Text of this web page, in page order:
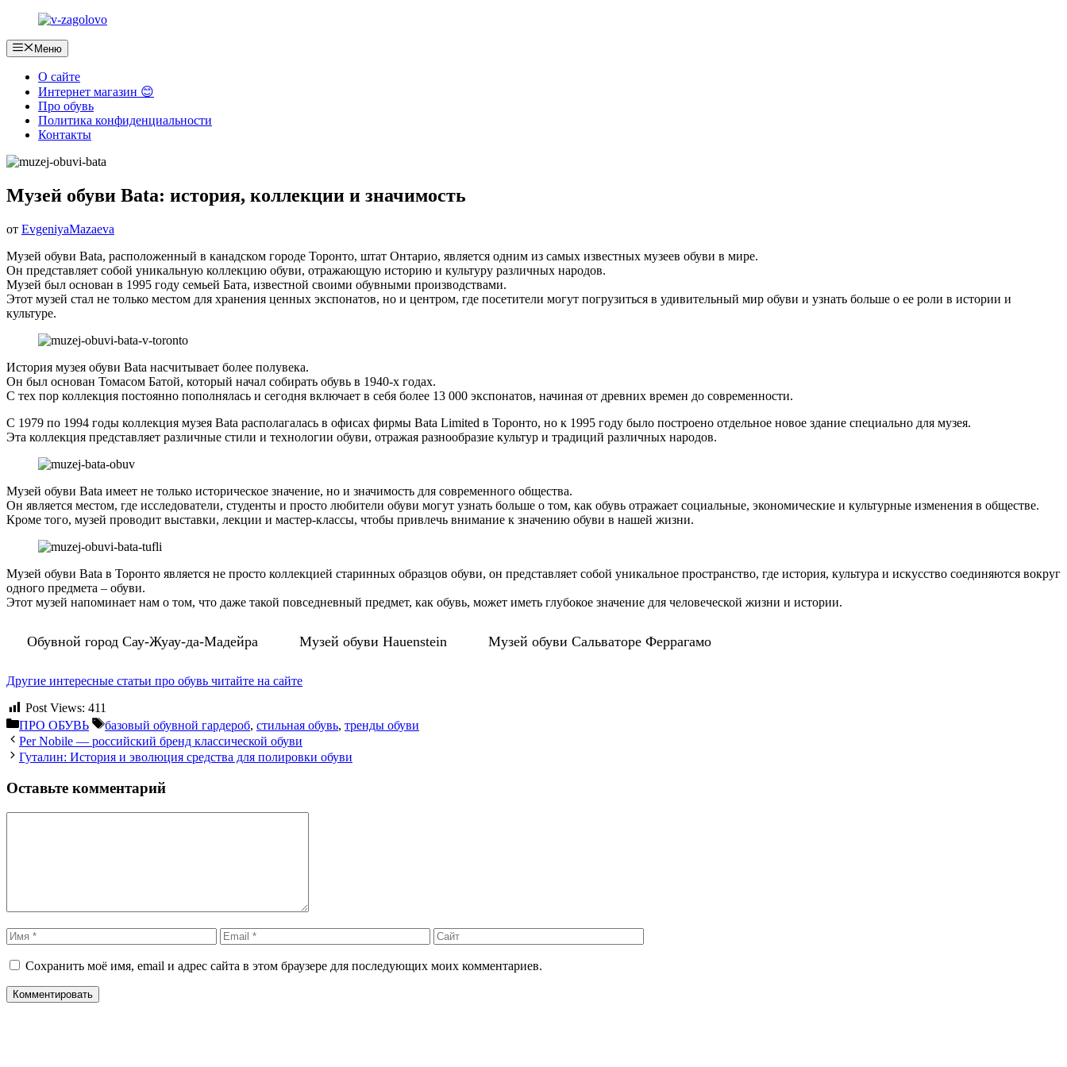
Перейти
содержимому
Меню
О сайте
Интернет магазин 😊
Про обувь
Политика конфиденциальности
Контакты
Музей обуви Bata: история, коллекции и значимость
от EvgeniyaMazaeva
Музей обуви Bata, расположенный в канадском городе Торонто, штат Онтарио, является одним из самых известных музеев обуви в мире.
Он представляет собой уникальную коллекцию обуви, отражающую историю и культуру различных народов.
Музей был основан в 1995 году семьей Бата, известной своими обувными производствами.
Этот музей стал не только местом для хранения ценных экспонатов, но и центром, где посетители могут погрузиться в удивительный мир обуви и узнать больше о ее роли в истории и
культуре.
История музея обуви Bata насчитывает более полувека.
Он был основан Томасом Батой, который начал собирать обувь в 1940-х годах.
С тех пор коллекция постоянно пополнялась и сегодня включает в себя более 13 000 экспонатов, начиная от древних времен до современности.
С 1979 по 1994 годы коллекция музея Bata располагалась в офисах фирмы Bata Limited в Торонто, но к 1995 году было построено отдельное новое здание специально для музея.
Эта коллекция представляет различные стили и технологии обуви, отражая разнообразие культур и традиций различных народов.
Музей обуви Bata имеет не только историческое значение, но и значимость для современного общества.
Он является местом, где исследователи, студенты и просто любители обуви могут узнать больше о том, как обувь отражает социальные, экономические и культурные изменения в обществе.
Кроме того, музей проводит выставки, лекции и мастер-классы, чтобы привлечь внимание к значению обуви в нашей жизни.
Музей обуви Bata в Торонто является не просто коллекцией старинных образцов обуви, он представляет собой уникальное пространство, где история, культура и искусство соединяются вокруг
одного предмета – обуви.
Этот музей напоминает нам о том, что даже такой повседневный предмет, как обувь, может иметь глубокое значение для человеческой жизни и истории.
Обувной город Сау-Жуау-да-Мадейра Музей обуви Hauenstein Музей обуви Сальваторе Феррагамо
Другие интересные статьи про обувь читайте на сайте
Post Views: 411
Рубрики
ПРО ОБУВЬ Метки
базовый обувной гардероб, стильная обувь, тренды обуви
Per Nobile — российский бренд классической обуви
Гуталин: История и эволюция средства для полировки обуви
Оставьте комментарий
Имя Email Сайт
Сохранить моё имя, email и адрес сайта в этом браузере для последующих моих комментариев.